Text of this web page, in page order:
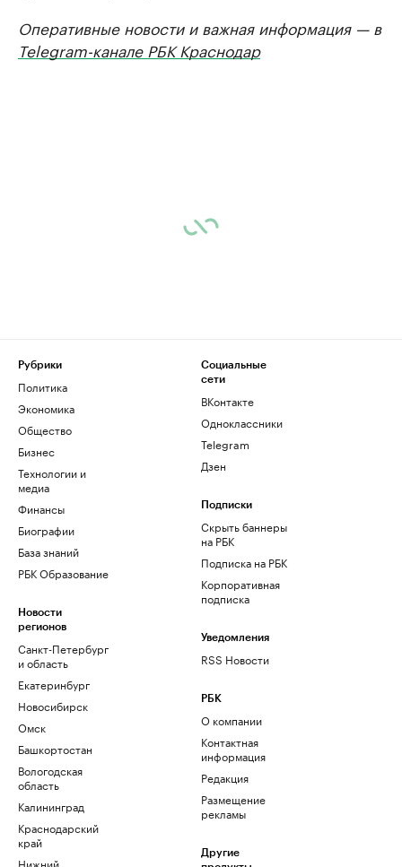
Оперативные новости и важная информация — в
Telegram-канале РБК Краснодар
Рубрики
Политика
Экономика
Общество
Бизнес
Технологии и
медиа
Финансы
Биографии
База знаний
РБК Образование
Новости
регионов
Санкт-Петербург
и область
Екатеринбург
Новосибирск
Омск
Башкортостан
Вологодская
область
Калининград
Краснодарский
край
Нижний
Социальные
сети
ВКонтакте
Одноклассники
Telegram
Дзен
Подписки
Скрыть баннеры
на РБК
Подписка на РБК
Корпоративная
подписка
Уведомления
RSS Новости
РБК
О компании
Контактная
информация
Редакция
Размещение
рекламы
Другие